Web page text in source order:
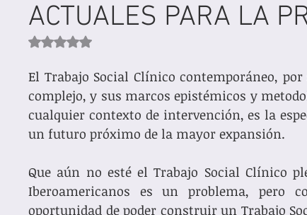
ACTUALES PARA LA
Obtuvo NaN de 5 estrellas.
El Trabajo Social Clínico contemporáneo,
complejo, y sus marcos epistémicos y
cualquier contexto de intervención, es la
un futuro próximo de la mayor expansión.
Que aún no esté el Trabajo Social Clínico
Iberoamericanos es un problema, pero
oportunidad de poder construir un Trabajo